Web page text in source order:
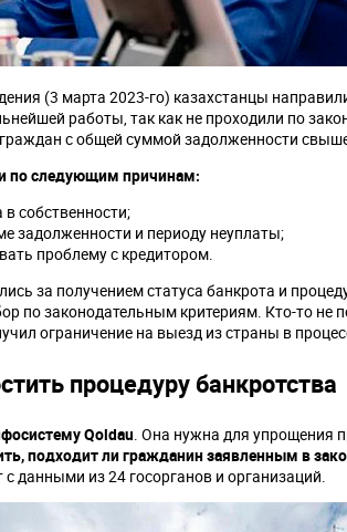
(3 марта 2023-го) казахстанцы
работы, так как не проходили по
с общей суммой задолженности
по следующим причинам:
собственности;
задолженности и периоду неуплаты;
проблему с кредитором.
за получением статуса банкрота и
по законодательным критериям. Кто-то
ограничение на выезд из страны в
процедуру банкротства
Qoldau. Она нужна для упрощения
подходит ли гражданин заявленным в
данными из 24 госорганов и организаций.